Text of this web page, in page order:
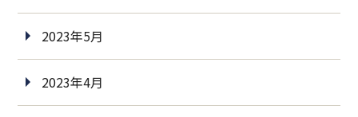
2023年5月
2023年4月